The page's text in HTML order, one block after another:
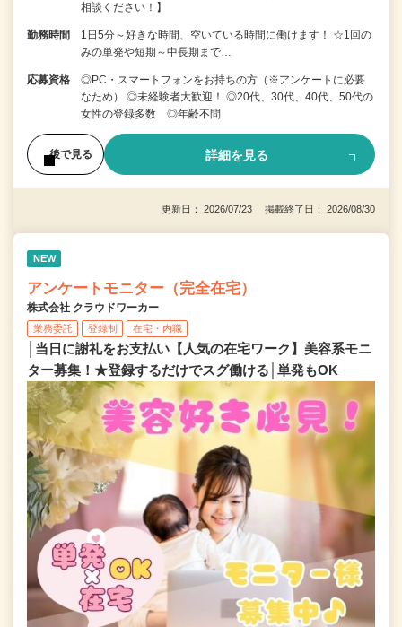
相談ください！】
勤務時間
1日5分～好きな時間、空いている時間に働けます！ ☆1回の
みの単発や短期～中長期まで…
応募資格
◎PC・スマートフォンをお持ちの方（※アンケートに必要
なため） ◎未経験者大歓迎！ ◎20代、30代、40代、50代の
女性の登録多数 ◎年齢不問
後で見る 詳細を見る
更新日： 2026/07/23 掲載終了日： 2026/08/30
NEW
アンケートモニター（完全在宅）
株式会社 クラウドワーカー
業務委託 登録制 在宅・内職
│当日に謝礼をお支払い【人気の在宅ワーク】美容系モニ
ター募集！★登録するだけでスグ働ける│単発もOK